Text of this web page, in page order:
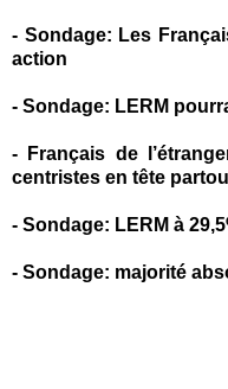
- Sondage: Les
action
- Sondage: LERM
-
Français de
centristes en tête
- Sondage: LERM à
- Sondage: majorité